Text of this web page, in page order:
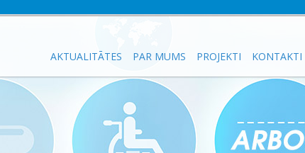
AKTUALITĀTES PAR MUMS PROJEKTI KONTAKTI